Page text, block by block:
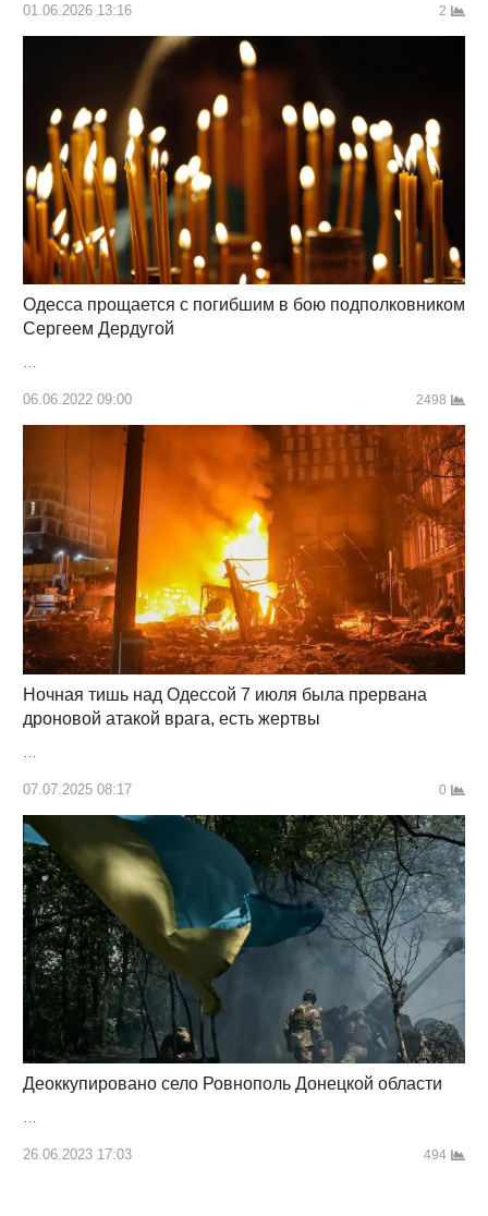
01.06.2026 13:16 2
Одесса прощается с погибшим в бою подполковником
Сергеем Дердугой
…
06.06.2022 09:00 2498
Ночная тишь над Одессой 7 июля была прервана
дроновой атакой врага, есть жертвы
07.07.2025 08:17 0
Деоккупировано село Ровнополь Донецкой области
26.06.2023 17:03 494